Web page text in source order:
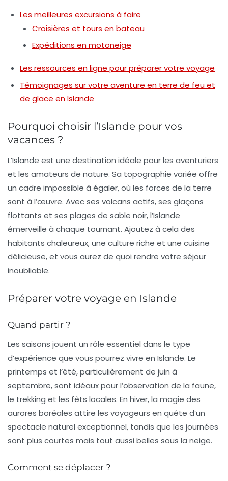
Les meilleures excursions à faire
Croisières et tours en bateau
Expéditions en motoneige
Les ressources en ligne pour préparer votre voyage
Témoignages sur votre aventure en terre de feu et
de glace en Islande
Pourquoi choisir l’Islande pour vos
vacances ?
L’Islande est une destination idéale pour les aventuriers
et les amateurs de nature. Sa topographie variée offre
un cadre impossible à égaler, où les forces de la terre
sont à l’œuvre. Avec ses volcans actifs, ses glaçons
flottants et ses plages de sable noir, l’Islande
émerveille à chaque tournant. Ajoutez à cela des
habitants chaleureux, une culture riche et une cuisine
délicieuse, et vous aurez de quoi rendre votre séjour
inoubliable.
Préparer votre voyage en Islande
Quand partir ?
Les saisons jouent un rôle essentiel dans le type
d’expérience que vous pourrez vivre en Islande. Le
printemps et l’été, particulièrement de juin à
septembre, sont idéaux pour l’observation de la faune,
le trekking et les fêts locales. En hiver, la magie des
aurores boréales attire les voyageurs en quête d’un
spectacle naturel exceptionnel, tandis que les journées
sont plus courtes mais tout aussi belles sous la neige.
Comment se déplacer ?